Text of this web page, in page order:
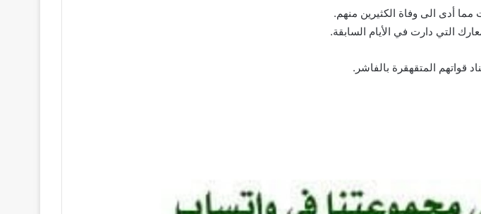
أدى الى وفاة الكثيرين منهم.
التي دارت في الأيام السابقة.
قواتهم المتقهقرة بالفاشر.